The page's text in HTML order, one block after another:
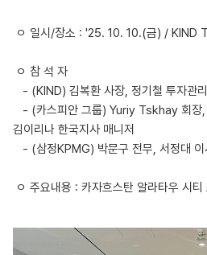
ㅇ 일시/장소 : '25. 10. 10.(금) / KIND
ㅇ 참 석 자
- (KIND) 김복환 사장, 정기철 투자관
- (카스피안 그룹) Yuriy Tskhay 회장,
김이리나 한국지사 매니저
- (삼정KPMG) 박문구 전무, 서정대 이
ㅇ 주요내용 : 카자흐스탄 알라타우 시티